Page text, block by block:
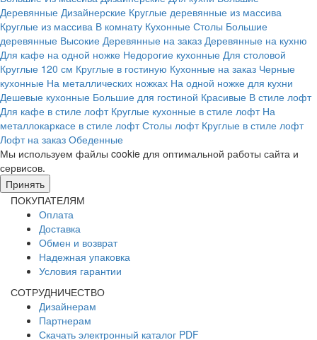
Деревянные Дизайнерские Круглые деревянные из массива
Круглые из массива В комнату Кухонные Столы Большие
деревянные Высокие Деревянные на заказ Деревянные на кухню
Для кафе на одной ножке Недорогие кухонные Для столовой
Круглые 120 см Круглые в гостиную Кухонные на заказ Черные
кухонные На металлических ножках На одной ножке для кухни
Дешевые кухонные Большие для гостиной Красивые В стиле лофт
Для кафе в стиле лофт Круглые кухонные в стиле лофт На
металлокаркасе в стиле лофт Столы лофт Круглые в стиле лофт
Лофт на заказ Обеденные
Мы используем файлы cookie для оптимальной работы сайта и
сервисов.
Принять
ПОКУПАТЕЛЯМ
Оплата
Доставка
Обмен и возврат
Надежная упаковка
Условия гарантии
СОТРУДНИЧЕСТВО
Дизайнерам
Партнерам
Скачать электронный каталог PDF